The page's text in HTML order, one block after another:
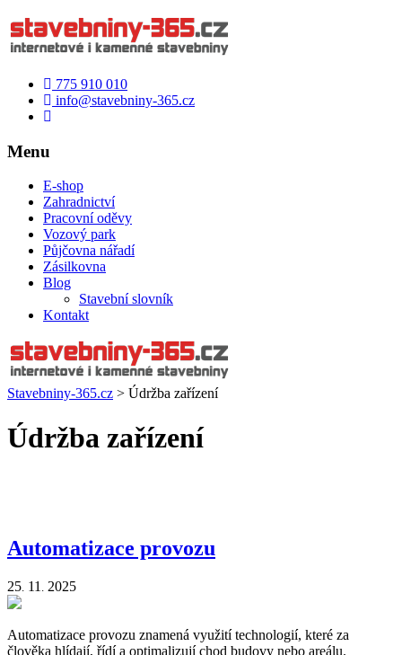
775 910 010
info@stavebniny-365.cz
Menu
E-shop
Zahradnictví
Pracovní oděvy
Vozový park
Půjčovna nářadí
Zásilkovna
Blog
Stavební slovník
Kontakt
Stavebniny-365.cz > Údržba zařízení
Údržba zařízení
Automatizace provozu
25. 11 . 2025
Automatizace provozu znamená využití technologií, které za
člověka hlídají, řídí a optimalizují chod budovy nebo areálu.